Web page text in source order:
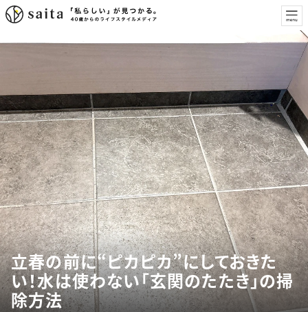
立春の前に“ピカピカ”にしておきた
い！水は使わない「玄関のたたき」の掃
除方法